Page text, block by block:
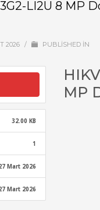
LI2U 8 MP
2026 / PUBLISHED IN
32.00 KB
1
Mart 2026
Mart 2026
MP